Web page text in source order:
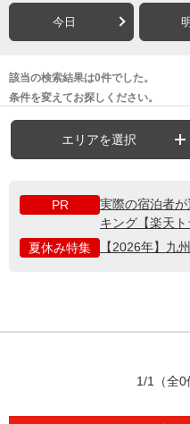
今日
該当の検索結果は0件でした。
条件を変えてお探しください。
エリアを選択
PR
実際の宿泊者
キング【楽天ト
夏休み特集
【2026年】九
1/1 （全